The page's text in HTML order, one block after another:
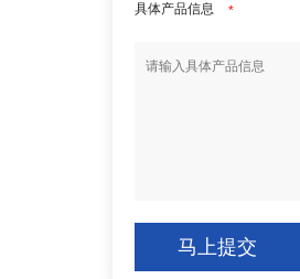
具体产品信息 *
马上提交